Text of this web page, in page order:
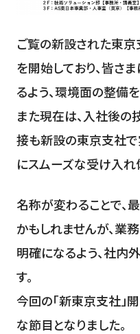
ご覧の新設された東京
を開始しており、皆さ
るよう、環境面の整備
また現在は、入社後
接も新設の東京支社で
にスムーズな受け入れ
名称が変わることで、
かもしれませんが、業
明確になるよう、社内
す。
今回の「新東京支社」
な節目となりました。